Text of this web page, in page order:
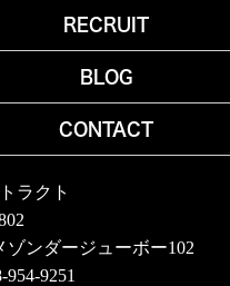
RECRUIT
BLOG
CONTACT
ラクト
ンダージューボー102
9251